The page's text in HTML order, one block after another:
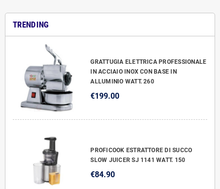
TRENDING
GRATTUGIA ELETTRICA PROFESSIONALE
IN ACCIAIO INOX CON BASE IN
ALLUMINIO WATT. 260
€199.00
PROFICOOK ESTRATTORE DI SUCCO
SLOW JUICER SJ 1141 WATT. 150
€84.90